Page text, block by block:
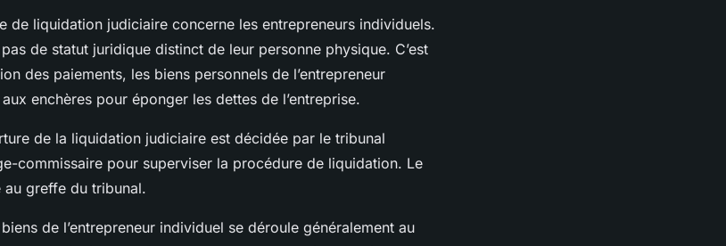
de liquidation judiciaire concerne les entrepreneurs individuels.
de statut juridique distinct de leur personne physique. C’est
des paiements, les biens personnels de l’entrepreneur
enchères pour éponger les dettes de l’entreprise.
de la liquidation judiciaire est décidée par le tribunal
commissaire pour superviser la procédure de liquidation. Le
au greffe du tribunal.
de l’entrepreneur individuel se déroule généralement au